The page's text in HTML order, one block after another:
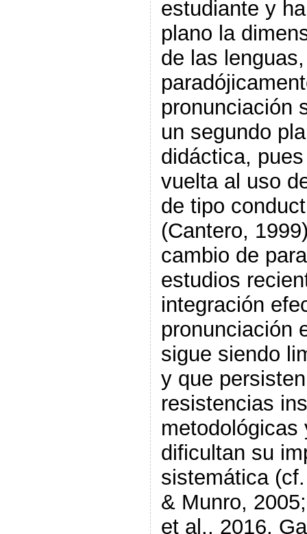
estudiante y
plano la
de las
pronunciación
un segundo
didáctica,
vuelta al uso
de tipo
(Cantero,
cambio de
estudios
integración
pronunciación
sigue siendo
y que
resistencias
metodológicas
dificultan su
sistemática
& Munro,
et al., 2016,